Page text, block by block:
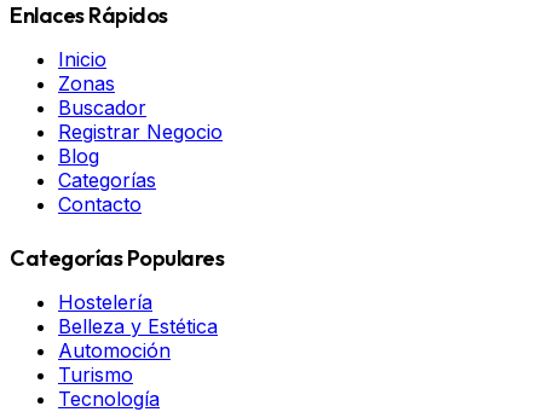
Enlaces Rápidos
Inicio
Zonas
Buscador
Registrar Negocio
Blog
Categorías
Contacto
Categorías Populares
Hostelería
Belleza y Estética
Automoción
Turismo
Tecnología